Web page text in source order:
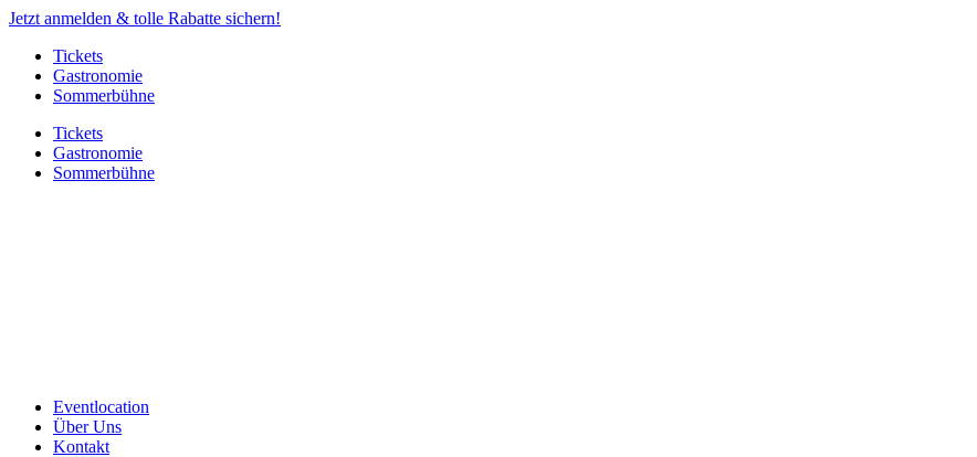
Jetzt anmelden & tolle Rabatte sichern!
Tickets
Gastronomie
Sommerbühne
Tickets
Gastronomie
Sommerbühne
Eventlocation
Über Uns
Kontakt